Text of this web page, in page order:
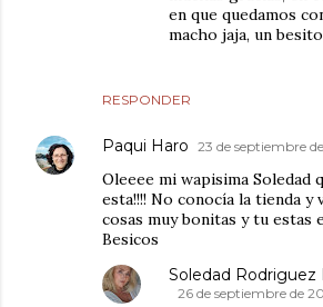
RESPONDER
en que quedamos
macho jaja, un besito
Paqui Haro 23 de septiembre
Oleeee mi wapisima Soledad
esta!!!! No conocía la tienda y
cosas muy bonitas y tu estas
Besicos
Soledad Rodriguez
26 de septiembre de